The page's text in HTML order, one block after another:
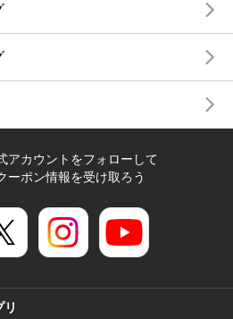
アカウントをフォローして
ーポン情報を受け取ろう